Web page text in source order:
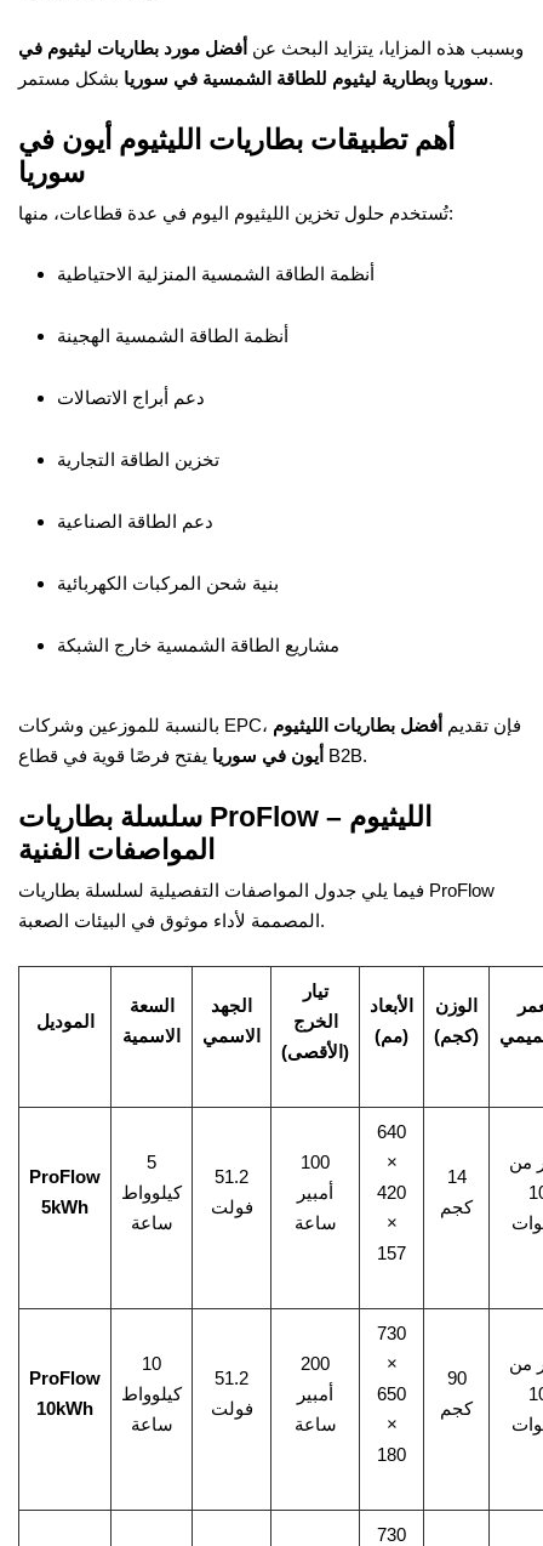
وبسبب هذه المزايا، يتزايد البحث عن أفضل مورد بطاريات ليثيوم في
سوريا وبطارية ليثيوم للطاقة الشمسية في سوريا بشكل مستمر.
أهم تطبيقات بطاريات الليثيوم أيون في
سوريا
تُستخدم حلول تخزين الليثيوم اليوم في عدة قطاعات، منها:
أنظمة الطاقة الشمسية المنزلية الاحتياطية
أنظمة الطاقة الشمسية الهجينة
دعم أبراج الاتصالات
تخزين الطاقة التجارية
دعم الطاقة الصناعية
بنية شحن المركبات الكهربائية
مشاريع الطاقة الشمسية خارج الشبكة
بالنسبة للموزعين وشركات EPC، فإن تقديم
أفضل بطاريات الليثيوم
أيون في سوريا
يفتح فرصًا قوية في قطاع B2B.
سلسلة بطاريات ProFlow الليثيوم –
المواصفات الفنية
فيما يلي جدول المواصفات التفصيلية لسلسلة بطاريات ProFlow
المصممة لأداء موثوق في البيئات الصعبة.
الموديل
السعة
الاسمية
الجهد
الاسمي
تيار
الخرج
(الأقصى)
الأبعاد
(مم)
الوزن
(كجم)
ProFlow
5kWh
5
كيلوواط
ساعة
51.2
فولت
100
أمبير
ساعة
640
×
420
×
157
14
كجم
من
ProFlow
10kWh
10
كيلوواط
ساعة
51.2
فولت
200
أمبير
ساعة
730
×
650
×
180
90
كجم
من
730